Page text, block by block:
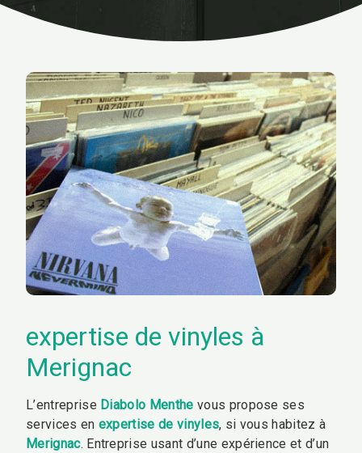
expertise de vinyles à
Merignac
L’entreprise Diabolo Menthe vous propose ses
services en expertise de vinyles, si vous habitez à
Merignac. Entreprise usant d’une expérience et d’un